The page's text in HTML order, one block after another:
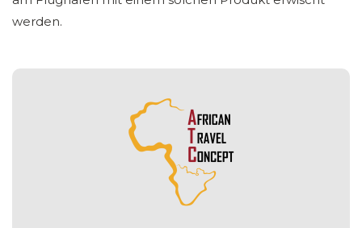
werden.